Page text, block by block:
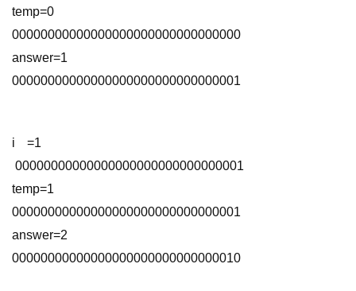
temp=0
00000000000000000000000000000000
answer=1
00000000000000000000000000000001
i =1
00000000000000000000000000000001
temp=1
00000000000000000000000000000001
answer=2
00000000000000000000000000000010